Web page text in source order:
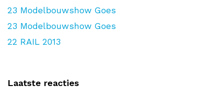
23 Modelbouwshow Goes
23 Modelbouwshow Goes
22 RAIL 2013
Laatste reacties